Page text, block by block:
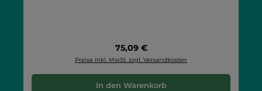
Regulärer Preis:
75,09 €
Preise inkl. MwSt. zzgl. Versandkosten
In den Warenkorb